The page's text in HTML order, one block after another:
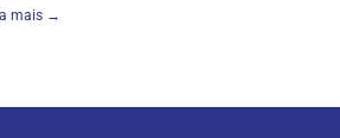
mais →